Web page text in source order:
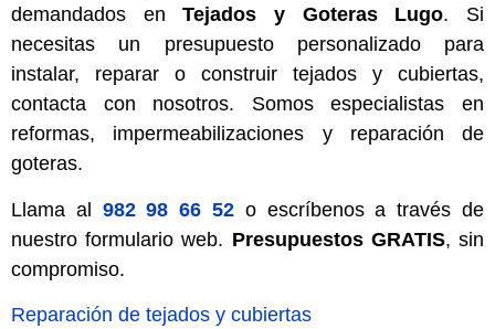
demandados enTejados y Goteras Lugo. Si
necesitas un presupuesto personalizado para
instalar, reparar o construir tejados y cubiertas,
contacta con nosotros. Somos especialistas en
reformas, impermeabilizaciones y reparación de
goteras.
Llama al 982 98 66 52 o escríbenos a través de
nuestro formulario web. Presupuestos GRATIS, sin
compromiso.
Reparación de tejados y cubiertas